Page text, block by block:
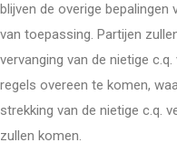
blijven de overige
van toepassing. Partijen
vervanging van de nietige
regels overeen te komen,
strekking van de nietige c.q.
zullen komen.